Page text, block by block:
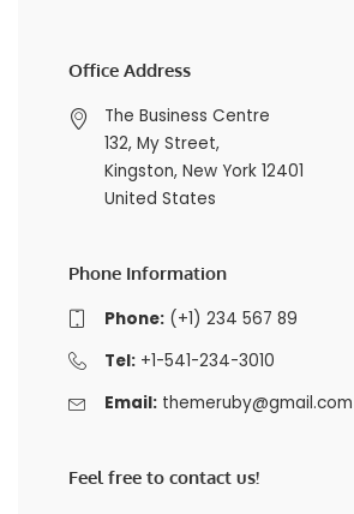
Office Address
The Business Centre
132, My Street,
Kingston, New York 12401
United States
Phone Information
Phone:(+1) 234 567 89
Tel:+1-541-234-3010
Email: themeruby@gmail.com
Feel free to contact us!